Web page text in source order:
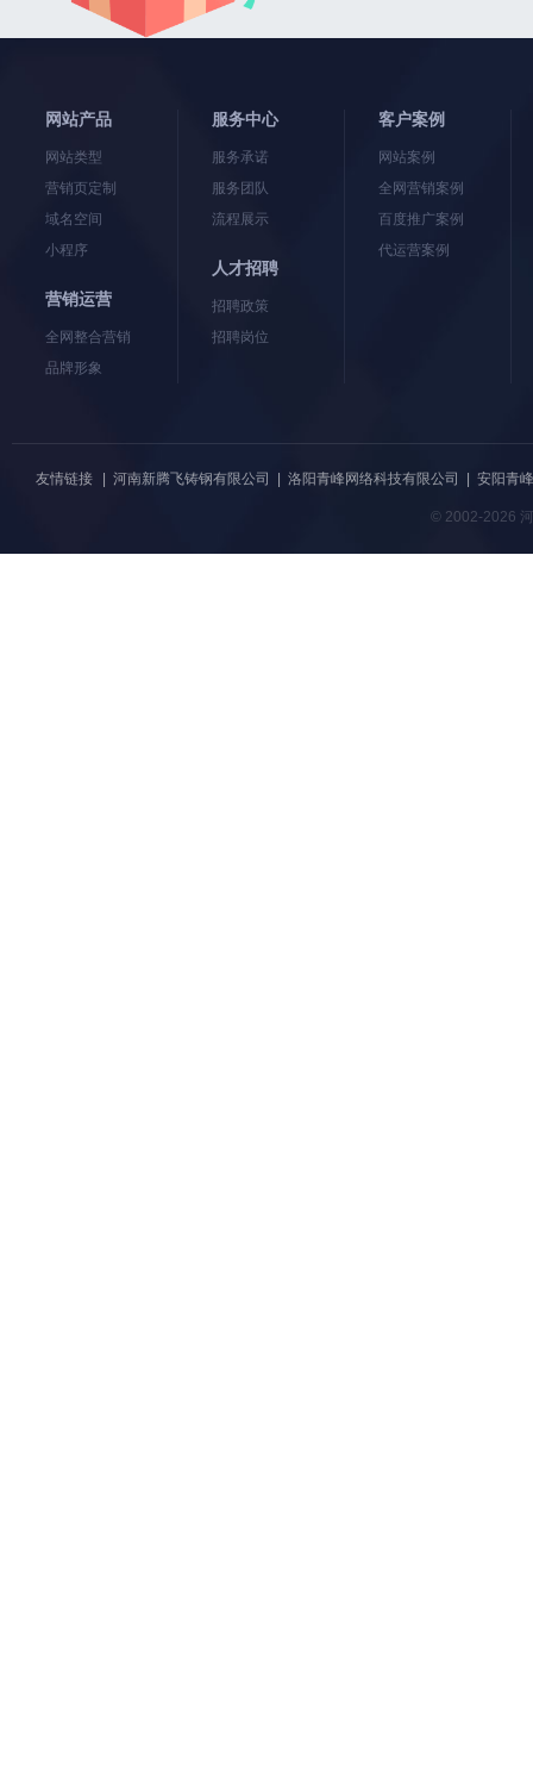
网站产品
网站类型
营销页定制
域名空间
小程序
营销运营
全网整合营销
品牌形象
服务中心
服务承诺
服务团队
流程展示
人才招聘
招聘政策
招聘岗位
客户案例
网站案例
全网营销案例
百度推广案例
代运营案例
友情链接 河南新腾飞铸钢有限公司 洛阳青峰网络科技有限公司 安阳青
© 2002-2026